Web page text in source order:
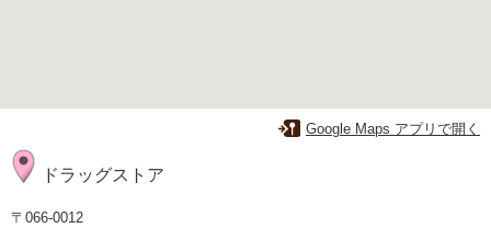
Google Maps アプリで開く
ドラッグストア
〒066-0012